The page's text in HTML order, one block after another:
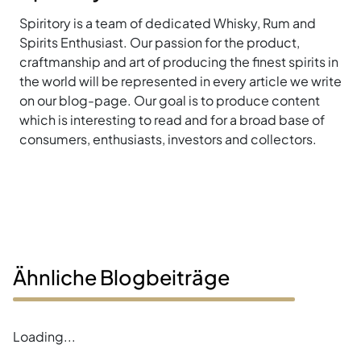
Spiritory is a team of dedicated Whisky, Rum and
Spirits Enthusiast. Our passion for the product,
craftmanship and art of producing the finest spirits in
the world will be represented in every article we write
on our blog-page. Our goal is to produce content
which is interesting to read and for a broad base of
consumers, enthusiasts, investors and collectors.
Ähnliche Blogbeiträge
Loading...